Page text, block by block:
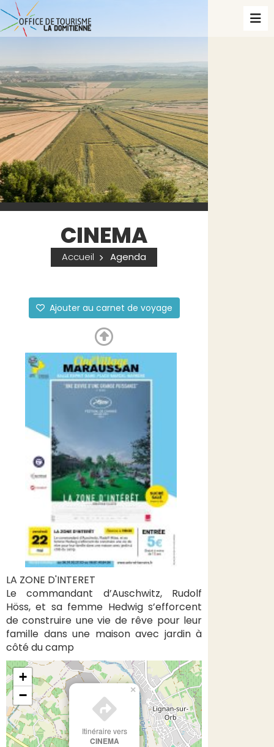
CINEMA
Accueil Agenda
Ajouter au carnet de voyage
LA ZONE D'INTERET
Le commandant d’Auschwitz, Rudolf
Höss, et sa femme Hedwig s’efforcent
de construire une vie de rêve pour leur
famille dans une maison avec jardin à
côté du camp
Itinéraire vers
CINEMA
×
+
−